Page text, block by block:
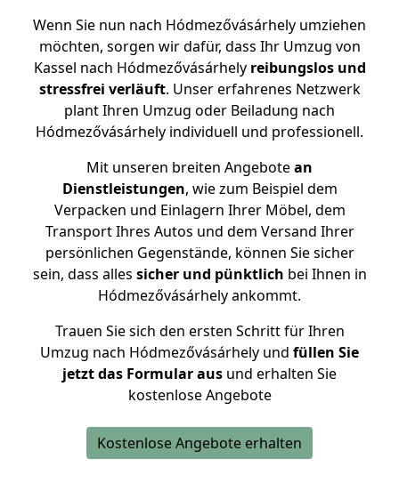
Wenn Sie nun nach Hódmezővásárhely umziehen
möchten, sorgen wir dafür, dass Ihr Umzug von
Kassel nach Hódmezővásárhely reibungslos und
stressfrei verläuft. Unser erfahrenes Netzwerk
plant Ihren Umzug oder Beiladung nach
Hódmezővásárhely individuell und professionell.
Mit unseren breiten Angebotean
Dienstleistungen, wie zum Beispiel dem
Verpacken und Einlagern Ihrer Möbel, dem
Transport Ihres Autos und dem Versand Ihrer
persönlichen Gegenstände, können Sie sicher
sein, dass alles sicher und pünktlich bei Ihnen in
Hódmezővásárhely ankommt.
Trauen Sie sich den ersten Schritt für Ihren
Umzug nach Hódmezővásárhely und füllen Sie
jetzt das Formular aus und erhalten Sie
kostenlose Angebote
Kostenlose Angebote erhalten